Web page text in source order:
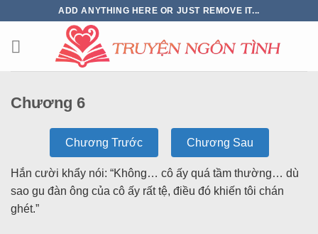
ADD ANYTHING HERE OR JUST REMOVE IT...
Chương 6
Chương Trước Chương Sau
Hắn cười khẩy nói: “Không… cô ấy quá tầm thường… dù
sao gu đàn ông của cô ấy rất tệ, điều đó khiến tôi chán
ghét.”